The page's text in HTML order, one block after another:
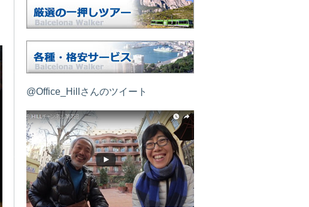
@Office_Hillさんのツイート